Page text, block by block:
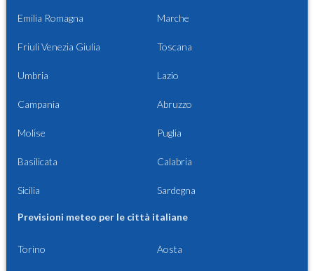
Emilia Romagna Marche
Friuli Venezia Giulia Toscana
Umbria Lazio
Campania Abruzzo
Molise Puglia
Basilicata Calabria
Sicilia Sardegna
Previsioni meteo per le città italiane
Torino Aosta